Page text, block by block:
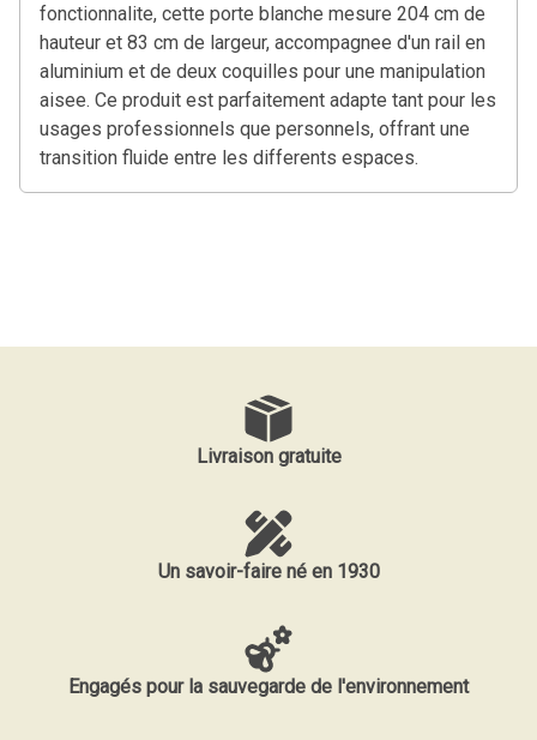
fonctionnalite, cette porte blanche mesure 204 cm de
hauteur et 83 cm de largeur, accompagnee d'un rail en
aluminium et de deux coquilles pour une manipulation
aisee. Ce produit est parfaitement adapte tant pour les
usages professionnels que personnels, offrant une
transition fluide entre les differents espaces.
Livraison gratuite
Un savoir-faire né en 1930
Engagés pour la sauvegarde de l'environnement